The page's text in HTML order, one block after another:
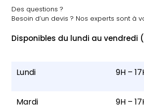
Des questions ?
Besoin d’un devis ? Nos experts sont à
Disponibles du lundi au vendredi
Lundi 9H –
Mardi 9H –